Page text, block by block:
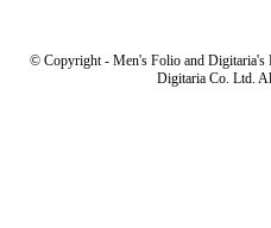
© Copyright - Men's Folio and Digitaria's
Digitaria Co. Ltd.